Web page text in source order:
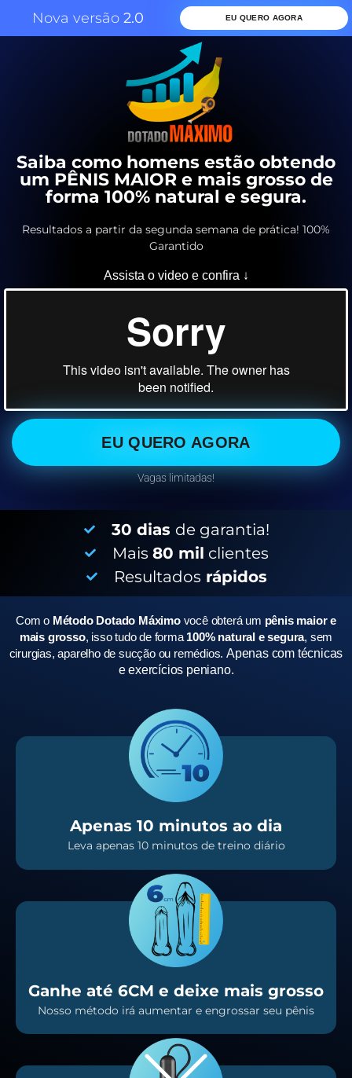
Nova versão 2.0 EU QUERO AGORA
Saiba como homens estão obtendo
um PÊNIS MAIOR e mais grosso de
forma 100% natural e segura.
Resultados a partir da segunda semana de prática! 100%
Garantido
Assista o video e confira ↓
EU QUERO AGORA
Vagas limitadas!
30 dias de garantia!
Mais 80 mil clientes
Resultados rápidos
Com o Método Dotado Máximo você obterá um pênis maior e
mais grosso, isso tudo de forma 100% natural e segura, sem
cirurgias, aparelho de sucção ou remédios.Apenas com técnicas
e exercícios peniano.
Apenas 10 minutos ao dia
Leva apenas 10 minutos de treino diário
Ganhe até 6CM e deixe mais grosso
Nosso método irá aumentar e engrossar seu pênis